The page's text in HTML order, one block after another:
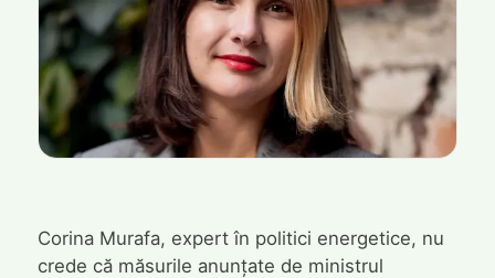
Corina Murafa, expert în politici energetice, nu
crede că măsurile anunțate de ministrul